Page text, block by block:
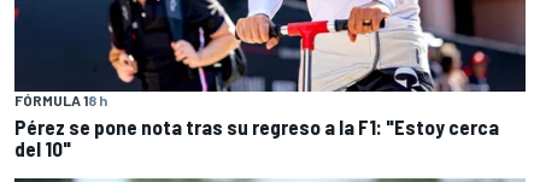
FÓRMULA 18 h
Pérez se pone nota tras su regreso a la F1: "Estoy cerca
del 10"